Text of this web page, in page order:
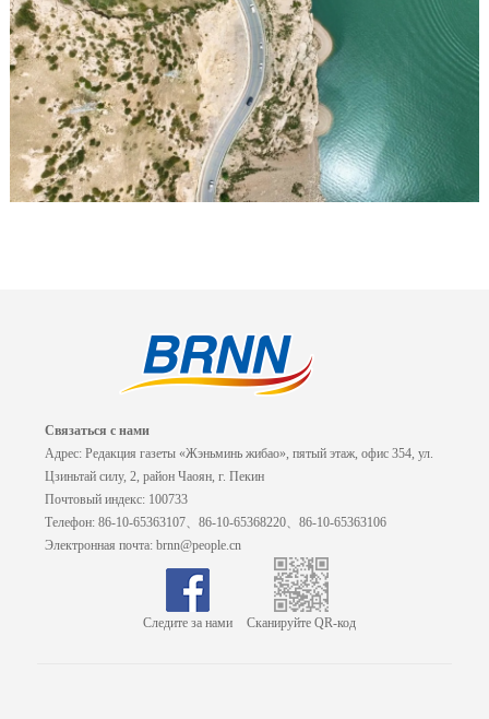
Связаться с нами
Адрес: Редакция газеты «Жэньминь жибао», пятый этаж, офис 354, ул.
Цзиньтай силу, 2, район Чаоян, г. Пекин
Почтовый индекс: 100733
Телефон: 86-10-65363107、86-10-65368220、86-10-65363106
Электронная почта: brnn@people.cn
Следите за нами Сканируйте QR-код